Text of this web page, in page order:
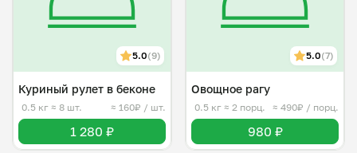
5.0(9)
Куриный рулет в беконе
0.5 кг ≈ 8 шт. ≈ 160₽ / шт.
1 280 ₽
5.0(7)
Овощное рагу
0.5 кг ≈ 2 порц. ≈ 490₽ / порц.
980 ₽